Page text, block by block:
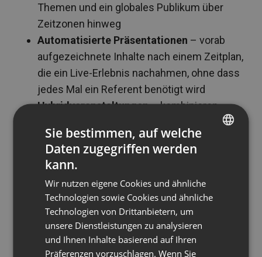
Themen und ein globales Publikum über
Zeitzonen hinweg
Automatisierte Präsentationen – vorab
aufgezeichnete Inhalte nach einem Zeitplan,
die ein Live-Erlebnis nachahmen, ohne dass
jedes Mal ein Referent benötigt wird
Hybridveranstaltungen– kombinieren
Publikum vor Ort und aus der Ferne; nützlich
für Konferenzen und größere
Unternehmensübertragungen
Aufgezeichnete Inhalte sind besonders wertvoll
für das globale Marketing, da sie die
Zeitzonenbarriere vollständig beseitigen.
einzige Aufzeichnung kann monatelang
qualifizierte Leads generieren. ClickMeeting
ENGLISH
GERMAN
POLISH
RUSSIAN
SPANISH
Sie bestimmen, auf welche
Daten zugegriffen werden
kann.
Wir nutzen eigene Cookies und ähnliche
Technologien sowie Cookies und ähnliche
Technologien von Drittanbietern, um
unsere Dienstleistungen zu analysieren
und Ihnen Inhalte basierend auf Ihren
Präferenzen vorzuschlagen. Wenn Sie